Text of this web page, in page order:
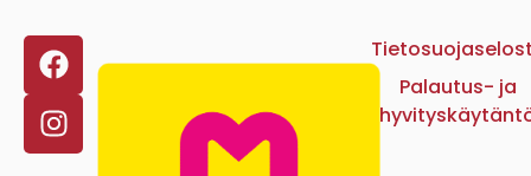
Palautus- ja